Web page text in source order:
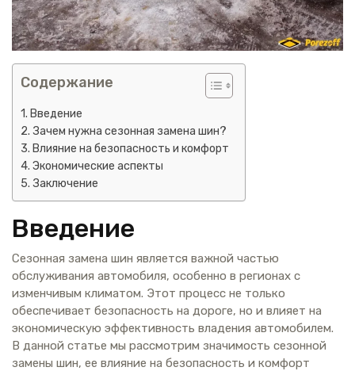
Содержание
Введение
Зачем нужна сезонная замена шин?
Влияние на безопасность и комфорт
Экономические аспекты
Заключение
Введение
Сезонная замена шин является важной частью
обслуживания автомобиля, особенно в регионах с
изменчивым климатом. Этот процесс не только
обеспечивает безопасность на дороге, но и влияет на
экономическую эффективность владения автомобилем.
В данной статье мы рассмотрим значимость сезонной
замены шин, ее влияние на безопасность и комфорт